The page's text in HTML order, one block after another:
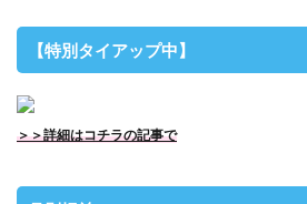
【特別タイアップ中】
＞＞詳細はコチラの記事で